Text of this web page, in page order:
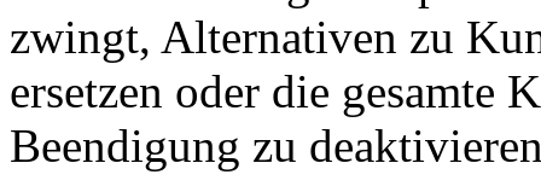
zwingt, Alternativen zu
ersetzen oder die gesamte
Beendigung zu